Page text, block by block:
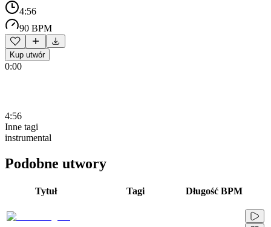
4:56
90 BPM
Kup utwór
0:00
4:56
Inne tagi
instrumental
Podobne utwory
Tytuł Tagi Długość BPM